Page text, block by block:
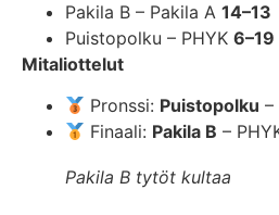
Pakila B – Pakila A 14–13
Puistopolku – PHYK 6–19
Mitaliottelut
Pronssi: Puistopolku –
Finaali: Pakila B –
Pakila B tytöt kultaa